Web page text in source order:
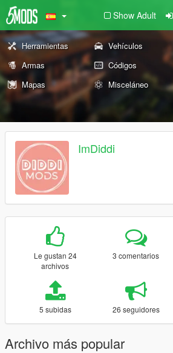
Show Adult
Herramientas Vehículos
Armas
Códigos
Mapas
Misceláneo
ImDiddi
Le gustan 24
archivos
3 comentarios
5 subidas 26 seguidores
Archivo más popular